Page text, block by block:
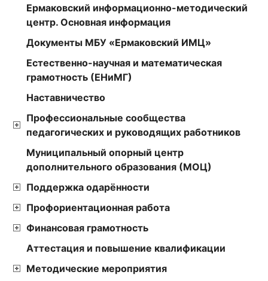
Ермаковский информационно-методический
центр. Основная информация
Документы МБУ «Ермаковский ИМЦ»
Естественно-научная и математическая
грамотность (ЕНиМГ)
Наставничество
Профессиональные сообщества
педагогических и руководящих работников
Муниципальный опорный центр
дополнительного образования (МОЦ)
Поддержка одарённости
Профориентационная работа
Финансовая грамотность
Аттестация и повышение квалификации
Методические мероприятия